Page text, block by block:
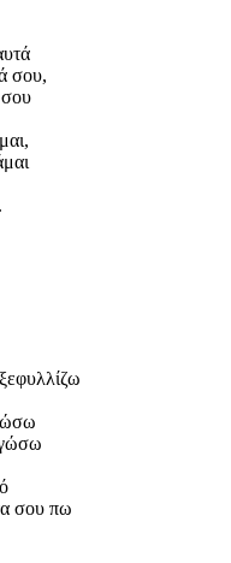
σου,
σου
σου πω